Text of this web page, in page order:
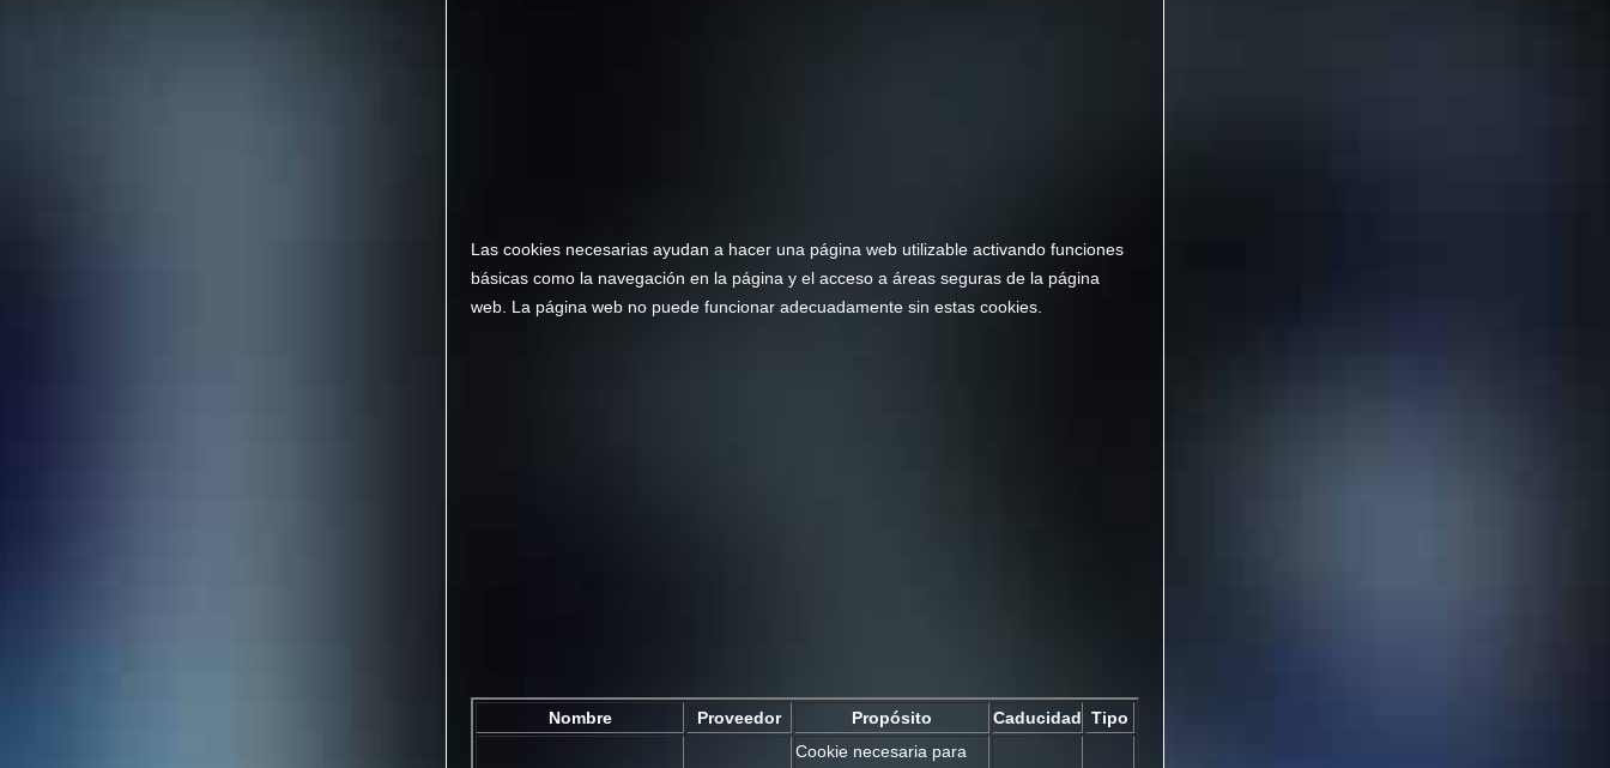
Las cookies necesarias ayudan a hacer una página web utilizable activando funciones
básicas como la navegación en la página y el acceso a áreas seguras de la página
web. La página web no puede funcionar adecuadamente sin estas cookies.
Nombre Proveedor Propósito Caducidad Tipo
Cookie necesaria para